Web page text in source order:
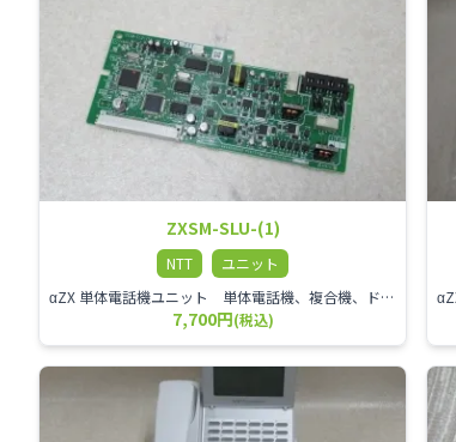
ZXSM-SLU-(1)
NTT
ユニット
αZX 単体電話機ユニット 単体電話機、複合機、ドアホン等、 2台分収容可能にするユニット
7,700円(税込)